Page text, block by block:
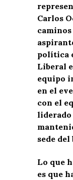
Carlos
política
Liberal
equipo
en el
con el
liderado
sede
Lo que
es que